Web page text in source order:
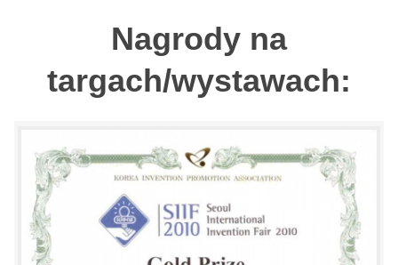
Nagrody na
targach/wystawach: